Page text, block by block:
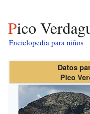
Pico
Enciclopedia para niños
Datos
Pico